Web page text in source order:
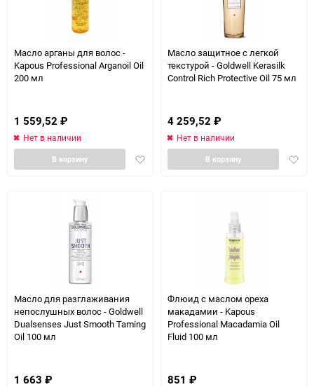
Масло арганы для волос -
Kapous Professional Arganoil Oil
200 мл
1 559,52 ₽
Нет в наличии
Добавить
В корзину
Масло защитное с легкой
текстурой - Goldwell Kerasilk
Control Rich Protective Oil 75 мл
4 259,52 ₽
Нет в наличии
В корзину
Масло для разглаживания
непослушных волос - Goldwell
Dualsenses Just Smooth Taming
Oil 100 мл
1 663 ₽
Флюид с маслом ореха
макадамии - Kapous
Professional Macadamia Oil
Fluid 100 мл
851 ₽